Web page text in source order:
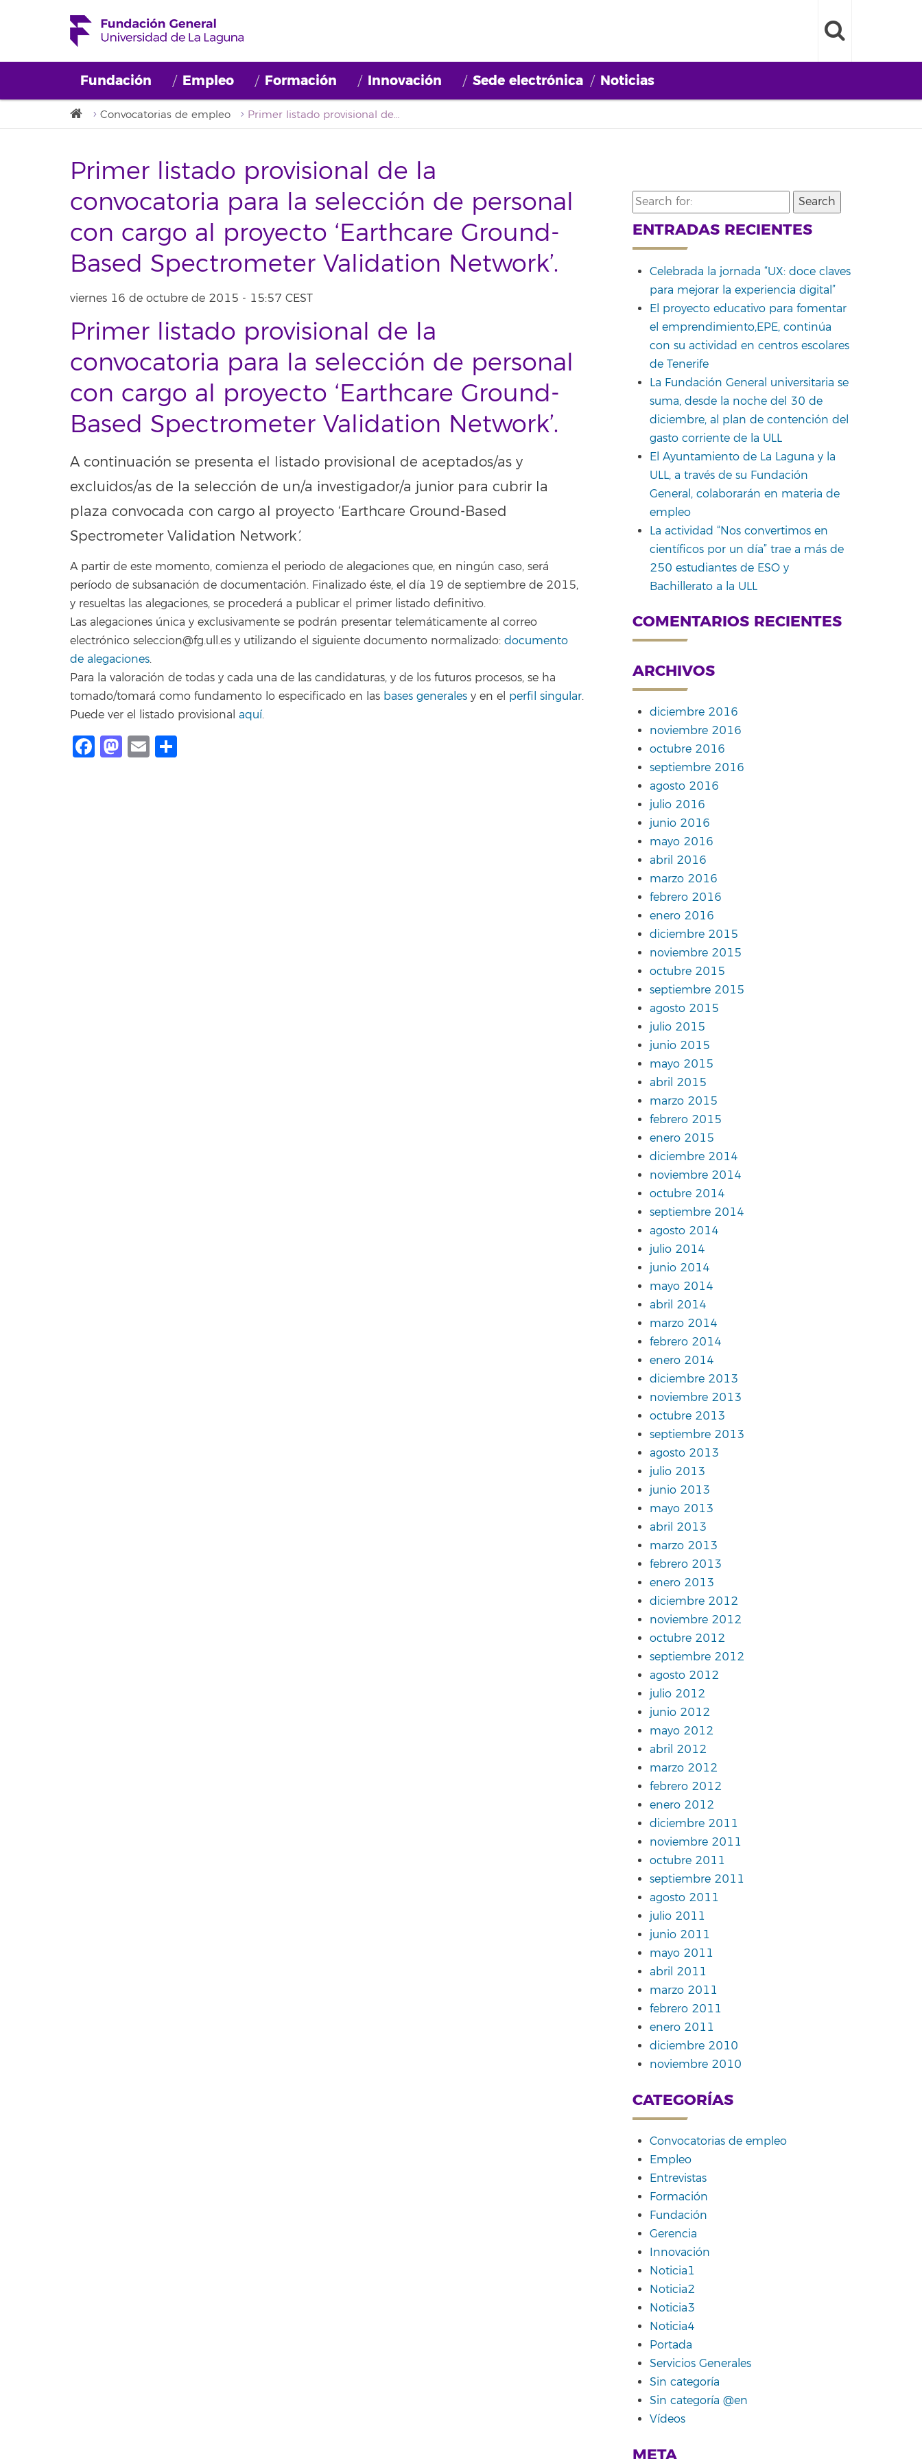
Fundación Empleo Formación Innovación Sede electrónica Noticias
Convocatorias de empleo Primer listado provisional de la convocatoria para la selección de personal con cargo al proyecto ‘Earthcare Ground-Based Spectrometer Validation Network’.
Primer listado provisional de la
convocatoria para la selección de personal
con cargo al proyecto ‘Earthcare Ground-
Based Spectrometer Validation Network’.
viernes 16 de octubre de 2015 - 15:57 CEST
Primer listado provisional de la
convocatoria para la selección de personal
con cargo al proyecto ‘Earthcare Ground-
Based Spectrometer Validation Network’.
A continuación se presenta el listado provisional de aceptados/as y
excluidos/as de la selección de un/a investigador/a junior para cubrir la
plaza convocada con cargo al proyecto ‘Earthcare Ground-Based
Spectrometer Validation Network’.
A partir de este momento, comienza el periodo de alegaciones que, en ningún caso, será
período de subsanación de documentación. Finalizado éste, el día 19 de septiembre de 2015,
y resueltas las alegaciones, se procederá a publicar el primer listado definitivo.
Las alegaciones única y exclusivamente se podrán presentar telemáticamente al correo
electrónico seleccion@fg.ull.es y utilizando el siguiente documento normalizado: documento
de alegaciones.
Para la valoración de todas y cada una de las candidaturas, y de los futuros procesos, se ha
tomado/tomará como fundamento lo especificado en las bases generales y en el perfil singular.
Puede ver el listado provisional aquí.
Facebook
Mastodon
Email
Search
for:
ENTRADAS RECIENTES
Celebrada la jornada “UX: doce claves
para mejorar la experiencia digital”
El proyecto educativo para fomentar
el emprendimiento,EPE, continúa
con su actividad en centros escolares
de Tenerife
La Fundación General universitaria se
suma, desde la noche del 30 de
diciembre, al plan de contención del
gasto corriente de la ULL
El Ayuntamiento de La Laguna y la
ULL, a través de su Fundación
General, colaborarán en materia de
empleo
La actividad “Nos convertimos en
científicos por un día” trae a más de
250 estudiantes de ESO y
Bachillerato a la ULL
COMENTARIOS RECIENTES
ARCHIVOS
diciembre 2016
noviembre 2016
octubre 2016
septiembre 2016
agosto 2016
julio 2016
junio 2016
mayo 2016
abril 2016
marzo 2016
febrero 2016
enero 2016
diciembre 2015
noviembre 2015
octubre 2015
septiembre 2015
agosto 2015
julio 2015
junio 2015
mayo 2015
abril 2015
marzo 2015
febrero 2015
enero 2015
diciembre 2014
noviembre 2014
octubre 2014
septiembre 2014
agosto 2014
julio 2014
junio 2014
mayo 2014
abril 2014
marzo 2014
febrero 2014
enero 2014
diciembre 2013
noviembre 2013
octubre 2013
septiembre 2013
agosto 2013
julio 2013
junio 2013
mayo 2013
abril 2013
marzo 2013
febrero 2013
enero 2013
diciembre 2012
noviembre 2012
octubre 2012
septiembre 2012
agosto 2012
julio 2012
junio 2012
mayo 2012
abril 2012
marzo 2012
febrero 2012
enero 2012
diciembre 2011
noviembre 2011
octubre 2011
septiembre 2011
agosto 2011
julio 2011
junio 2011
mayo 2011
abril 2011
marzo 2011
febrero 2011
enero 2011
diciembre 2010
noviembre 2010
CATEGORÍAS
Convocatorias de empleo
Empleo
Entrevistas
Formación
Fundación
Gerencia
Innovación
Noticia1
Noticia2
Noticia3
Noticia4
Portada
Servicios Generales
Sin categoría
Sin categoría @en
Vídeos
META